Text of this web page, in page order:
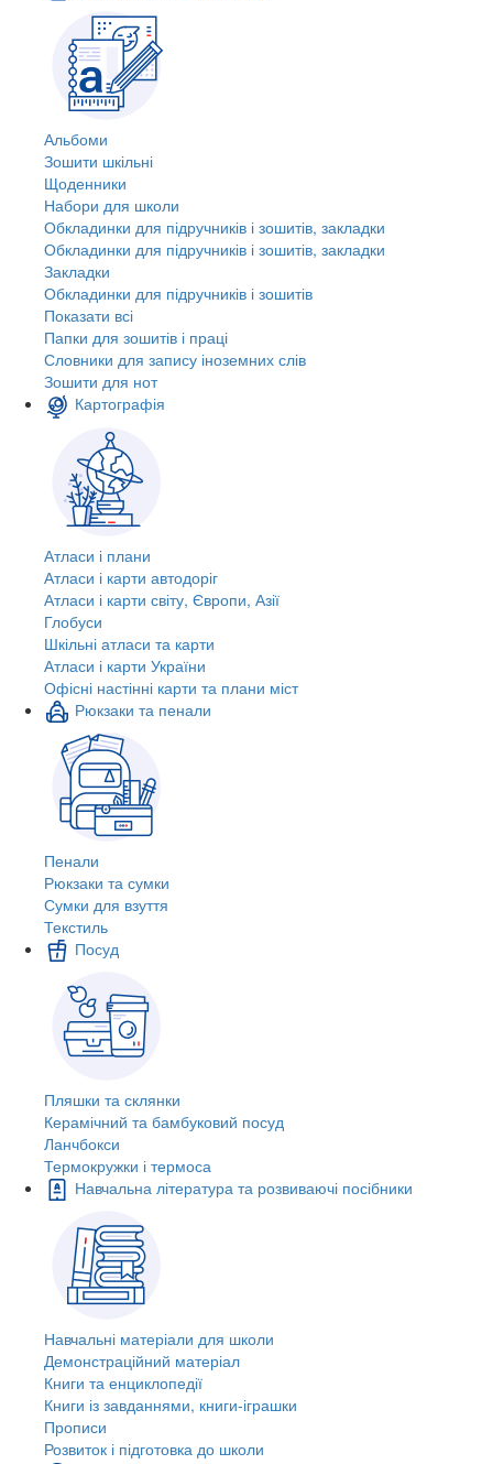
Альбоми
Зошити шкільні
Щоденники
Набори для школи
Обкладинки для підручників і зошитів, закладки
Обкладинки для підручників і зошитів, закладки
Закладки
Обкладинки для підручників і зошитів
Показати всі
Папки для зошитів і праці
Словники для запису іноземних слів
Зошити для нот
Картографія
Атласи і плани
Атласи і карти автодоріг
Атласи і карти світу, Європи, Азії
Глобуси
Шкільні атласи та карти
Атласи і карти України
Офісні настінні карти та плани міст
Рюкзаки та пенали
Пенали
Рюкзаки та сумки
Сумки для взуття
Текстиль
Посуд
Пляшки та склянки
Керамічний та бамбуковий посуд
Ланчбокси
Термокружки і термоса
Навчальна література та розвиваючі посібники
Навчальні матеріали для школи
Демонстраційний матеріал
Книги та енциклопедії
Книги із завданнями, книги-іграшки
Прописи
Розвиток і підготовка до школи